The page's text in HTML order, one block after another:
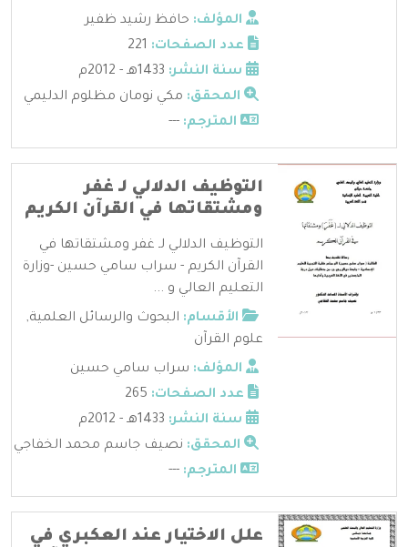
المؤلف: حافظ رشيد ظفير
عدد الصفحات:
سنة النشر:
المحقق: مكي نومان مظلوم الدليمي
المترجم: ---
التوظيف الدلالي لـ غفر
ومشتقاتها في القرآن الكريم
التوظيف الدلالي لـ غفر ومشتقاتها في
القرآن الكريم - سراب سامي حسين -وزارة
التعليم العالي و ...
الأقسام: البحوث والرسائل العلمية,
علوم القرآن
المؤلف: سراب سامي حسين
عدد الصفحات:
سنة النشر:
المحقق: نصيف جاسم محمد الخفاجي
المترجم: ---
علل الاختيار عند العكبري في